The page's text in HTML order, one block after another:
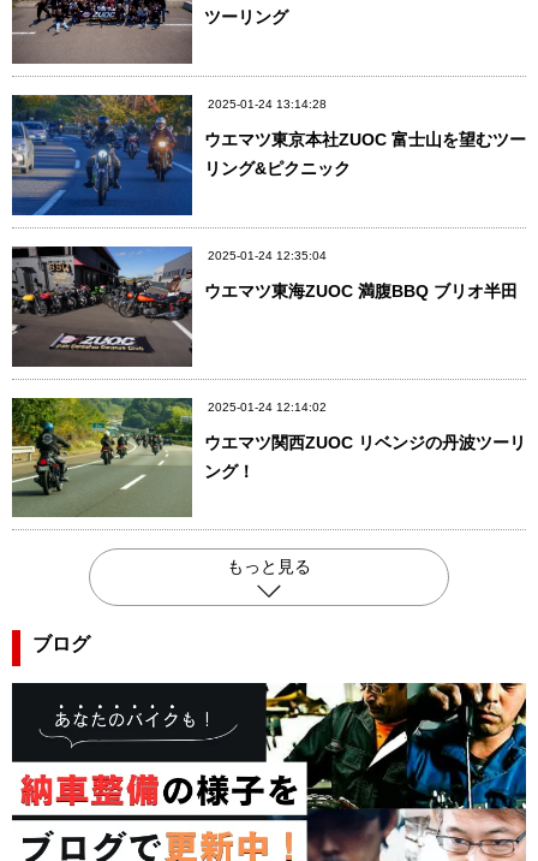
ツーリング
2025-01-24 13:14:28
ウエマツ東京本社ZUOC 富士山を望むツー
リング&ピクニック
2025-01-24 12:35:04
ウエマツ東海ZUOC 満腹BBQ ブリオ半田
2025-01-24 12:14:02
ウエマツ関西ZUOC リベンジの丹波ツーリ
ング！
もっと見る
ブログ